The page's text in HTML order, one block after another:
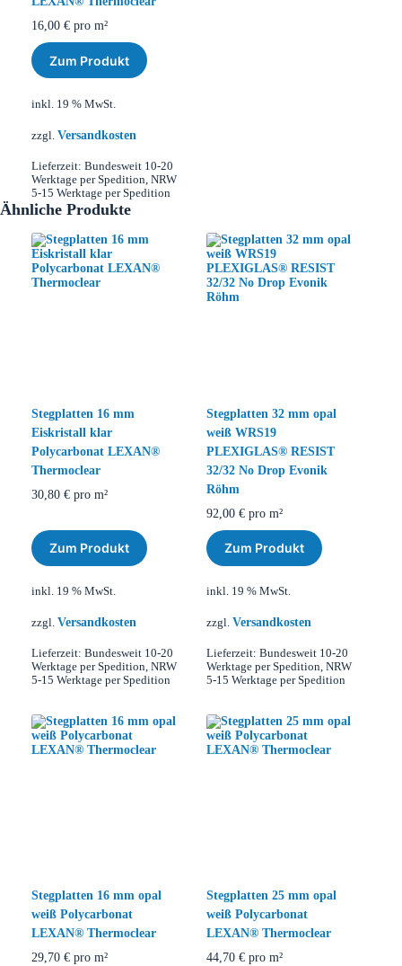
16,00 € pro m²
Zum Produkt
inkl. 19 % MwSt.
zzgl. Versandkosten
Lieferzeit: Bundesweit 10-20
Werktage per Spedition, NRW
5-15 Werktage per Spedition
Ähnliche Produkte
Stegplatten 16 mm
Eiskristall klar
Polycarbonat LEXAN®
Thermoclear
30,80 € pro m²
Zum Produkt
inkl. 19 % MwSt.
zzgl. Versandkosten
Lieferzeit: Bundesweit 10-20
Werktage per Spedition, NRW
5-15 Werktage per Spedition
Stegplatten 32 mm opal
weiß WRS19
PLEXIGLAS® RESIST
32/32 No Drop Evonik
Röhm
92,00 €pro m²
Zum Produkt
inkl. 19 % MwSt.
zzgl. Versandkosten
Lieferzeit: Bundesweit 10-20
Werktage per Spedition, NRW
5-15 Werktage per Spedition
Stegplatten 16 mm opal
weiß Polycarbonat
LEXAN® Thermoclear
29,70 € pro m²
Stegplatten 25 mm opal
weiß Polycarbonat
LEXAN® Thermoclear
44,70 €pro m²